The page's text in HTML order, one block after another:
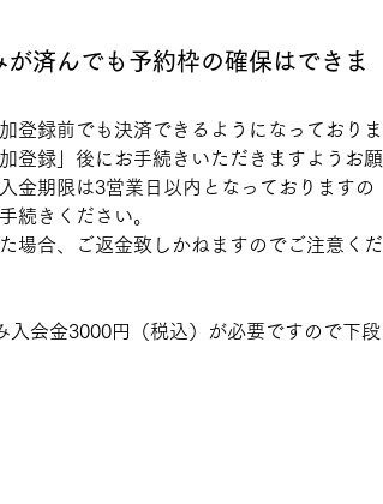
が済んでも予約枠の確保はできま
登録前でも決済できるようになっておりま
登録」後にお手続きいただきますようお願
金期限は3営業日以内となっておりますの
続きください。
場合、ご返金致しかねますのでご注意くだ
会金3000円（税込）が必要ですので下段